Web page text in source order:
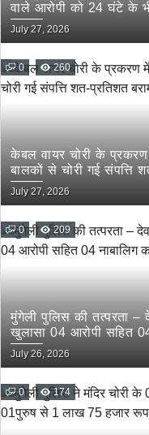
वाले आरोपी को 24 घंटे के
July 27, 2026
0 260
केबल वायर चोरी के प्रकरण
बालकों से चोरी गई संपत्ति
July 27, 2026
0 209
मुंगेली पुलिस की तत्परता –
खुलासा 04 आरोपी सहित
किया गिरफ्तार
July 26, 2026
0 174